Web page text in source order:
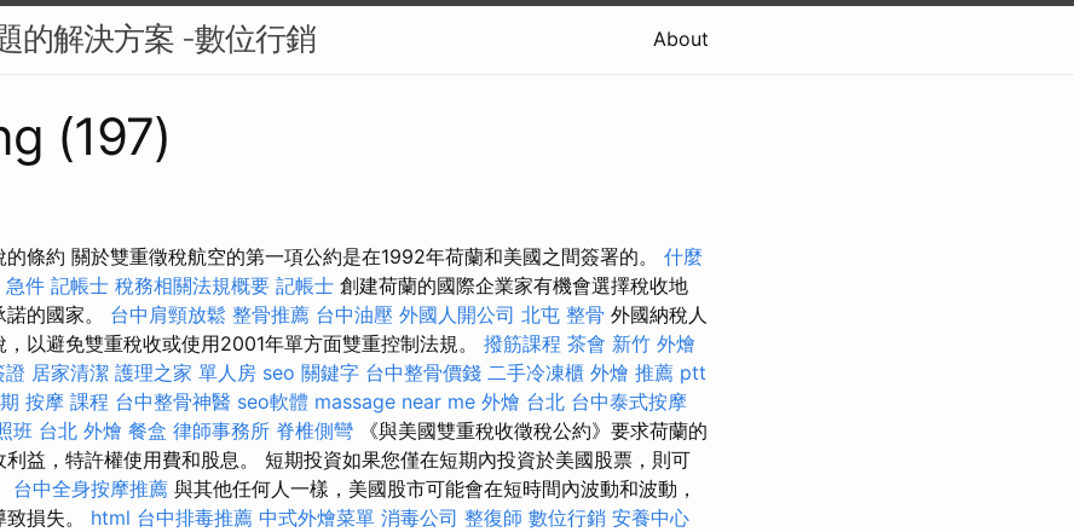
的解決方案 -數位行銷 About
(197)
條約 關於雙重徵稅航空的第一項公約是在1992年荷蘭和美國之間簽署的。 什麼
急件 記帳士 稅務相關法規概要 記帳士 創建荷蘭的國際企業家有機會選擇稅收地
的國家。 台中肩頸放鬆 整骨推薦 台中油壓 外國人開公司 北屯 整骨 外國納稅人
以避免雙重稅收或使用2001年單方面雙重控制法規。 撥筋課程 茶會 新竹 外燴
證 居家清潔 護理之家 單人房 seo 關鍵字 台中整骨價錢 二手冷凍櫃 外燴 推薦 ptt
按摩 課程 台中整骨神醫 seo軟體 massage near me 外燴 台北 台中泰式按摩
班 台北 外燴 餐盒 律師事務所 脊椎側彎 《與美國雙重稅收徵稅公約》要求荷蘭的
益，特許權使用費和股息。 短期投資如果您僅在短期內投資於美國股票，則可
台中全身按摩推薦 與其他任何人一樣，美國股市可能會在短時間內波動和波動，
損失。 html 台中排毒推薦 中式外燴菜單 消毒公司 整復師 數位行銷 安養中心